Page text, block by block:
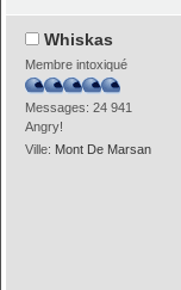
Whiskas
Membre intoxiqué
Messages: 24 941
Angry!
Ville: Mont De Marsan